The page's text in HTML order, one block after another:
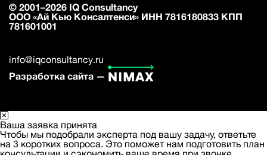
© 2001–2026 IQ Consultancy
ООО «Ай Кью Консалтенси» ИНН 7816180833 КПП
781601001
info@iqconsultancy.ru
Разработка сайта —
Ваша заявка принята
Чтобы мы подобрали эксперта под вашу задачу, ответьте
на 3 коротких вопроса. Это поможет нам подготовить план